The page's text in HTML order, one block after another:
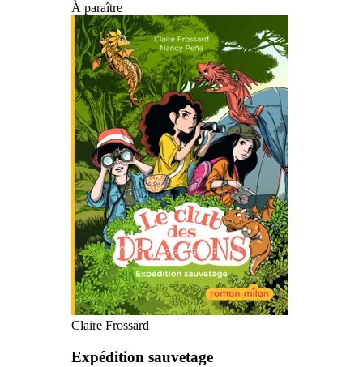
À paraître
Claire Frossard
Expédition sauvetage